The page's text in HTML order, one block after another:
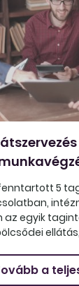
5
az egyik
a